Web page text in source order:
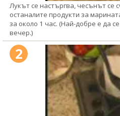
Лукът се настъргва, чесънът се
останалите продукти за
за около 1 час. (Най-добре е да
вечер.)
2